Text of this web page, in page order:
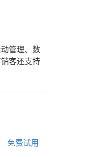
管理、数
客还支持
免费试用